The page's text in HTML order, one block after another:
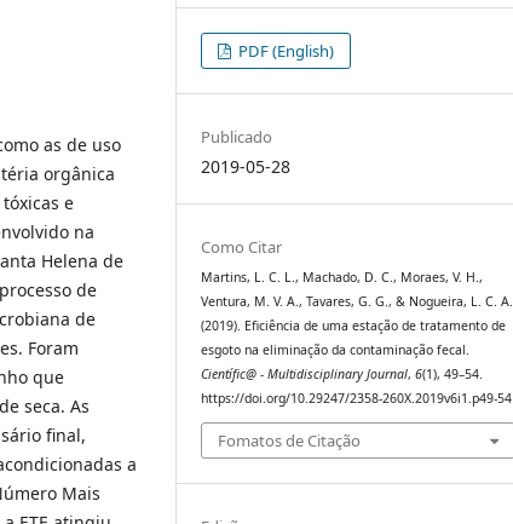
as de uso
orgânica
e
na
Helena de
de
de
Foram
que
seca. As
final,
a
Mais
PDF (English)
Publicado
2019-05-28
Como Citar
Martins, L. C. L., Machado, D. C., Moraes, V. H.,
Ventura, M. V. A., Tavares, G. G., & Nogueira, L. C. A.
(2019). Eficiência de uma estação de tratamento de
esgoto na eliminação da contaminação fecal.
Científic@ - Multidisciplinary Journal,6(1), 49–54.
https://doi.org/10.29247/2358-260X.2019v6i1.p49-54
Fomatos de Citação